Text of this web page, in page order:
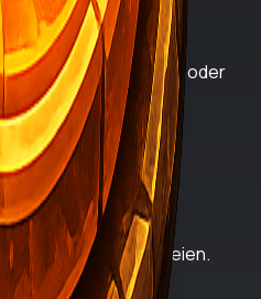
Bilder, Nachweise oder
deine Bewerbung
oder gepackte Dateien.
kein Muss.